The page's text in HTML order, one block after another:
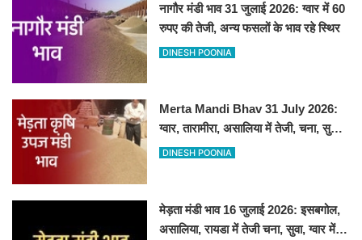
नागौर मंडी भाव 31 जुलाई 2026: ग्वार में 60
रुपए की तेजी, अन्य फसलों के भाव रहे स्थिर
DINESH POONIA
Merta Mandi Bhav 31 July 2026:
ग्वार, तारामीरा, असालिया में तेजी, चना, सुवा,
रायड़ा मंदे बिके
DINESH POONIA
मेड़ता मंडी भाव 16 जुलाई 2026: इसबगोल,
असालिया, रायडा में तेजी चना, सुवा, ग्वार में